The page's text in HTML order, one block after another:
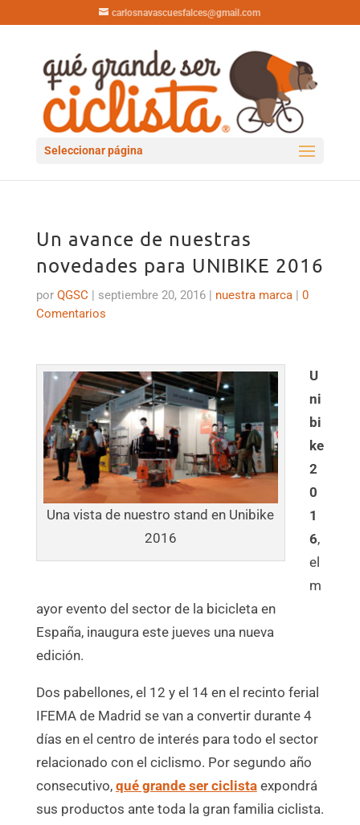
carlosnavascuesfalces@gmail.com
Seleccionar página
Un avance de nuestras
novedades para UNIBIKE 2016
por QGSC | septiembre 20, 2016 | nuestra marca| 0
Comentarios
Una vista de nuestro stand en Unibike
2016
U
ni
bi
ke
2
0
1
6,
el
m
ayor evento del sector de la bicicleta en
España, inaugura este jueves una nueva
edición.
Dos pabellones, el 12 y el 14 en el recinto ferial
IFEMA de Madrid se van a convertir durante 4
días en el centro de interés para todo el sector
relacionado con el ciclismo. Por segundo año
consecutivo, qué grande ser ciclista expondrá
sus productos ante toda la gran familia ciclista.